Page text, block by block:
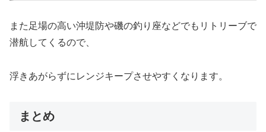
また足場の高い沖堤防や磯の釣り座などでもリトリーブで
潜航してくるので、
浮きあがらずにレンジキープさせやすくなります。
まとめ